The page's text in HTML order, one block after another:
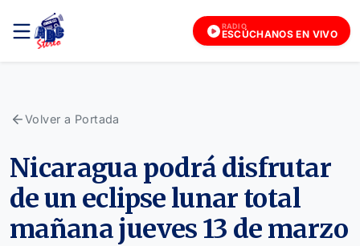
RADIO
ESCÚCHANOS EN VIVO
Volver a Portada
Nicaragua podrá disfrutar
de un eclipse lunar total
mañana jueves 13 de marzo